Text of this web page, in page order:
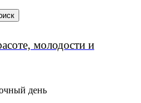
молодости и
день